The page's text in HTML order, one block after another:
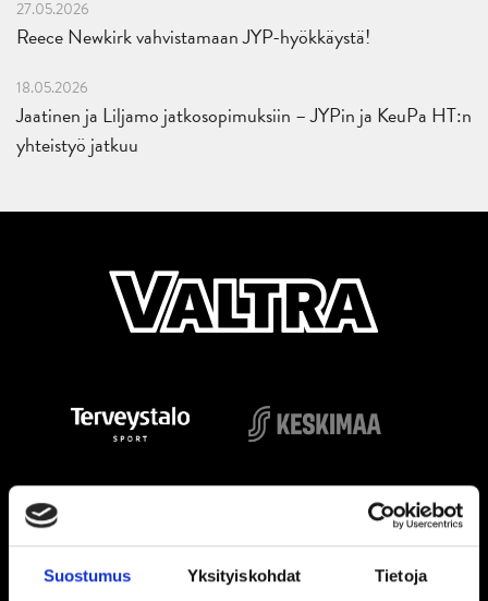
Suostumus Yksityiskohdat Tietoja
27.05.2026
Reece Newkirk vahvistamaan JYP-hyökkäystä!
18.05.2026
Jaatinen ja Liljamo jatkosopimuksiin – JYPin ja KeuPa HT:n
yhteistyö jatkuu